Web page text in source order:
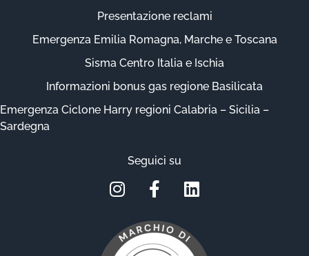
Presentazione reclami
Emergenza Emilia Romagna, Marche e Toscana
Sisma Centro Italia e Ischia
Informazioni bonus gas regione Basilicata
Emergenza Ciclone Harry regioni Calabria – Sicilia –
Sardegna
Seguici su